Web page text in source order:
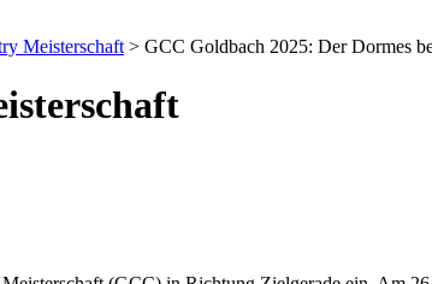
Meisterschaft > GCC Goldbach 2025: Der Dormes